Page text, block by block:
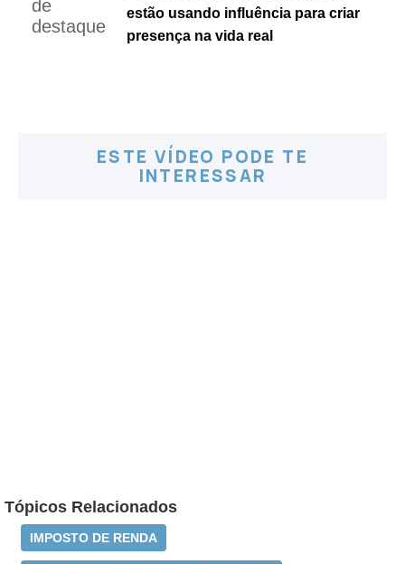
estão usando influência para criar
presença na vida real
ESTE VÍDEO PODE TE
INTERESSAR
Tópicos Relacionados
IMPOSTO DE RENDA